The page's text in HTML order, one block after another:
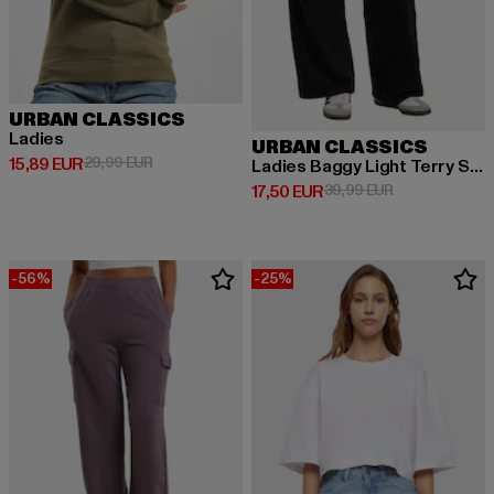
URBAN CLASSICS
Ladies
15,89 EUR
Derzeitiger Preis: 15,89 EUR
29,99 EURAktionspreis: 29,99 EUR
URBAN CLASSICS
Ladies Baggy Light Terry Sweat Pants
17,50 EUR
Derzeitiger Preis: 17,50 EUR
39,99 EURAktionspreis:
-56% -25%